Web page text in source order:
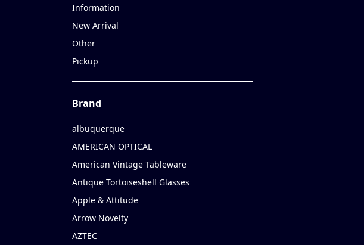
Information
New Arrival
Other
Pickup
Brand
albuquerque
AMERICAN OPTICAL
American Vintage Tableware
Antique Tortoiseshell Glasses
Apple & Attitude
Arrow Novelty
AZTEC